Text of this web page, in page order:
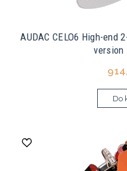
AUDAC CELO6 High-end
version
Do